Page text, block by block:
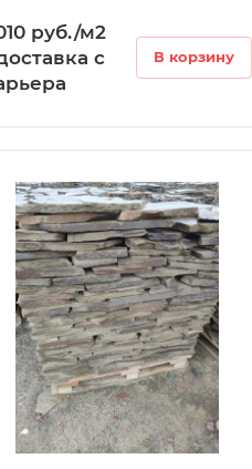
руб./м2
с
В корзину